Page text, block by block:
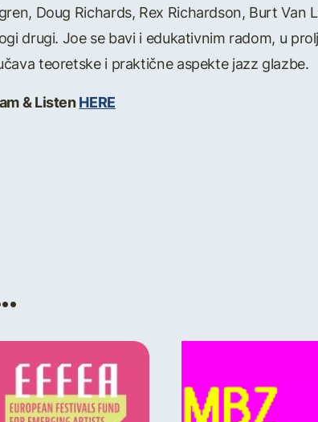
Doug Richards, Rex Richardson, Burt Van
drugi. Joe se bavi i edukativnim radom, u
teoretske i praktične aspekte jazz glazbe.
& ListenHERE